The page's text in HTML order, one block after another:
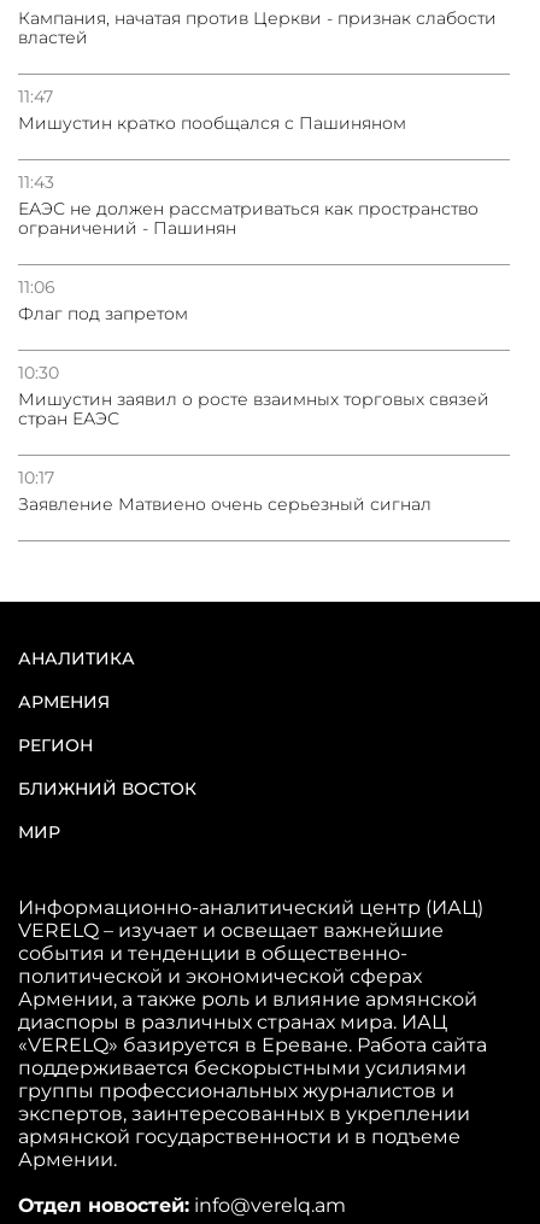
Кампания, начатая против Церкви - признак слабости
властей
11:47
Мишустин кратко пообщался с Пашиняном
11:43
ЕАЭС не должен рассматриваться как пространство
ограничений - Пашинян
11:06
Флаг под запретом
10:30
Мишустин заявил о росте взаимных торговых связей
стран ЕАЭС
10:17
Заявление Матвиено очень серьезный сигнал
АНАЛИТИКА
АРМЕНИЯ
РЕГИОН
БЛИЖНИЙ ВОСТОК
МИР
Информационно-аналитический центр (ИАЦ)
VERELQ – изучает и освещает важнейшие
события и тенденции в общественно-
политической и экономической сферах
Армении, а также роль и влияние армянской
диаспоры в различных странах мира. ИАЦ
«VERELQ» базируется в Ереване. Работа сайта
поддерживается бескорыстными усилиями
группы профессиональных журналистов и
экспертов, заинтересованных в укреплении
армянской государственности и в подъеме
Армении.
Отдел новостей: info@verelq.am